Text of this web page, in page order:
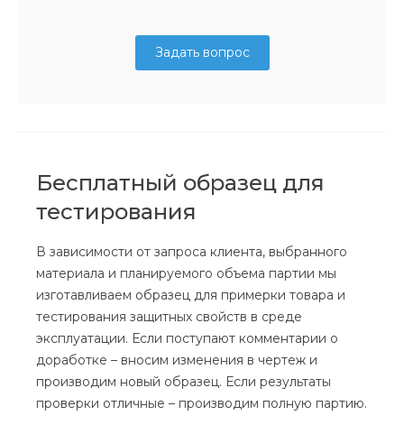
Задать вопрос
Бесплатный образец для
тестирования
В зависимости от запроса клиента, выбранного
материала и планируемого объема партии мы
изготавливаем образец для примерки товара и
тестирования защитных свойств в среде
эксплуатации. Если поступают комментарии о
доработке – вносим изменения в чертеж и
производим новый образец. Если результаты
проверки отличные – производим полную партию.